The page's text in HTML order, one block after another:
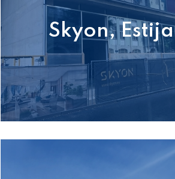
Skyon, Estija